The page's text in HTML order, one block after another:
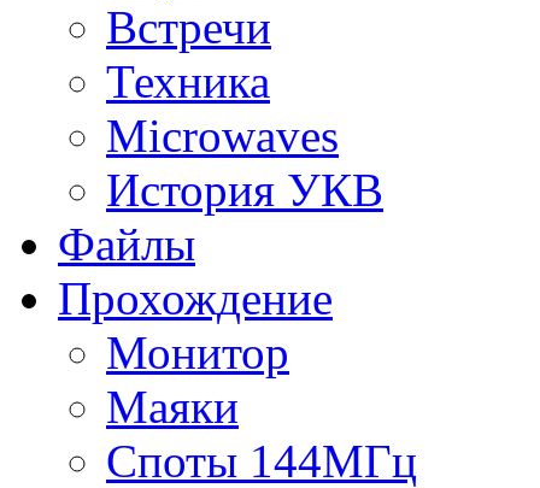
Встречи
Техника
Microwaves
История УКВ
Файлы
Прохождение
Монитор
Маяки
Споты 144МГц